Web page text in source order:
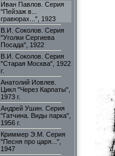
Иван Павлов. Серия
"Пейзаж в...
гравюрах...", 1923
В.И. Соколов. Серия
"Уголки Сергиева
Посада", 1922
В.И. Соколов. Серия
"Старая Москва", 1922
г.
Анатолий Иовлев.
Цикл "Через Карпаты",
1973 г.
Андрей Ушин. Серия
"Гатчина. Виды парка",
1956 г.
Криммер Э.М. Серия
"Песня про царя...",
1947